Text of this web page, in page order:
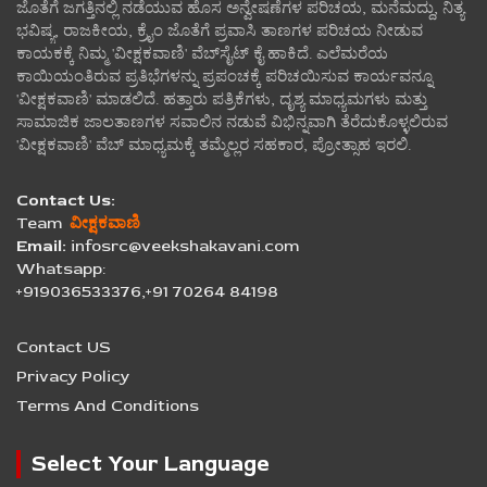
ಜೊತೆಗೆ ಜಗತ್ತಿನಲ್ಲಿ ನಡೆಯುವ ಹೊಸ ಅನ್ವೇಷಣೆಗಳ ಪರಿಚಯ, ಮನೆಮದ್ದು, ನಿತ್ಯ
ಭವಿಷ್ಯ, ರಾಜಕೀಯ, ಕ್ರೈಂ ಜೊತೆಗೆ ಪ್ರವಾಸಿ ತಾಣಗಳ ಪರಿಚಯ ನೀಡುವ
ಕಾಯಕಕ್ಕೆ ನಿಮ್ಮ 'ವೀಕ್ಷಕವಾಣಿ' ವೆಬ್‌ಸೈಟ್‌ ಕೈ ಹಾಕಿದೆ. ಎಲೆಮರೆಯ
ಕಾಯಿಯಂತಿರುವ ಪ್ರತಿಭೆಗಳನ್ನು ಪ್ರಪಂಚಕ್ಕೆ ಪರಿಚಯಿಸುವ ಕಾರ್ಯವನ್ನೂ
'ವೀಕ್ಷಕವಾಣಿ' ಮಾಡಲಿದೆ. ಹತ್ತಾರು ಪತ್ರಿಕೆಗಳು, ದೃಶ್ಯ ಮಾಧ್ಯಮಗಳು ಮತ್ತು
ಸಾಮಾಜಿಕ ಜಾಲತಾಣಗಳ ಸವಾಲಿನ ನಡುವೆ ವಿಭಿನ್ನವಾಗಿ ತೆರೆದುಕೊಳ್ಳಲಿರುವ
'ವೀಕ್ಷಕವಾಣಿ' ವೆಬ್ ಮಾಧ್ಯಮಕ್ಕೆ ತಮ್ಮೆಲ್ಲರ ಸಹಕಾರ, ಪ್ರೋತ್ಸಾಹ ಇರಲಿ.
Contact Us:
Team ವೀಕ್ಷಕವಾಣಿ
Email: infosrc@veekshakavani.com
Whatsapp:
+919036533376,+91 70264 84198
Contact US
Privacy Policy
Terms And Conditions
Select Your Language